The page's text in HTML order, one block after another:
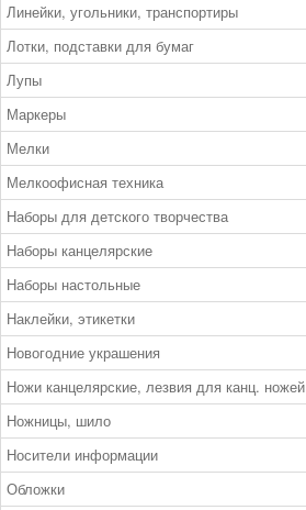
Линейки, угольники, транспортиры
Лотки, подставки для бумаг
Лупы
Маркеры
Мелки
Мелкоофисная техника
Наборы для детского творчества
Наборы канцелярские
Наборы настольные
Наклейки, этикетки
Новогодние украшения
Ножи канцелярские, лезвия для канц. ножей
Ножницы, шило
Носители информации
Обложки